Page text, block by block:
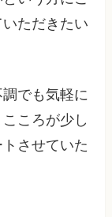
ただきたい
でも気軽に
ころが少し
させていた